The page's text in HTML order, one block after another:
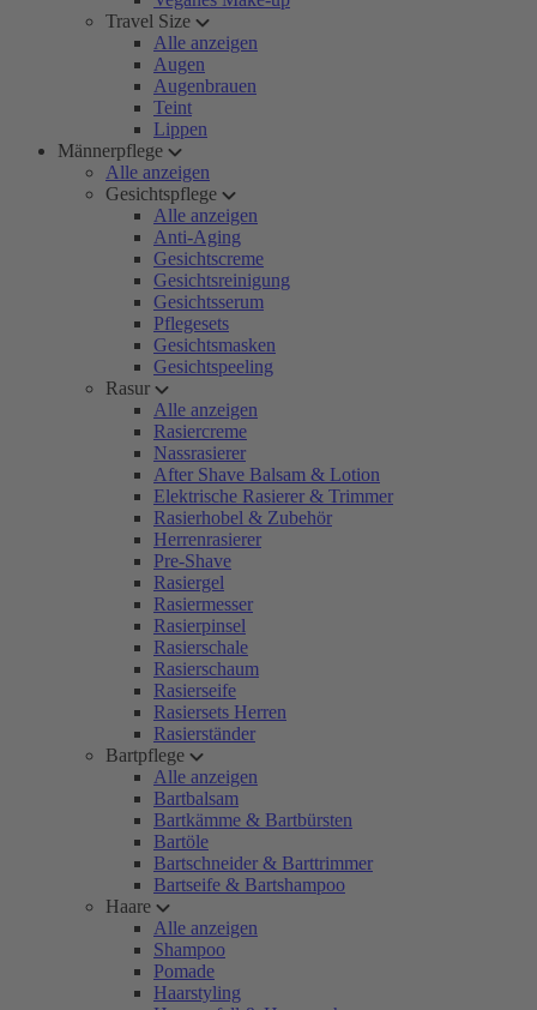
Travel Size
Alle anzeigen
Augen
Augenbrauen
Teint
Lippen
Männerpflege
Alle anzeigen
Gesichtspflege
Alle anzeigen
Anti-Aging
Gesichtscreme
Gesichtsreinigung
Gesichtsserum
Pflegesets
Gesichtsmasken
Gesichtspeeling
Rasur
Alle anzeigen
Rasiercreme
Nassrasierer
After Shave Balsam & Lotion
Elektrische Rasierer & Trimmer
Rasierhobel & Zubehör
Herrenrasierer
Pre-Shave
Rasiergel
Rasiermesser
Rasierpinsel
Rasierschale
Rasierschaum
Rasierseife
Rasiersets Herren
Rasierständer
Bartpflege
Alle anzeigen
Bartbalsam
Bartkämme & Bartbürsten
Bartöle
Bartschneider & Barttrimmer
Bartseife & Bartshampoo
Haare
Alle anzeigen
Shampoo
Pomade
Haarstyling